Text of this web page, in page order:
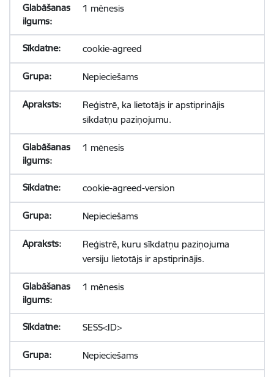
1 mēnesis
cookie-agreed
Nepieciešams
Reģistrē, ka lietotājs ir apstiprinājis
sīkdatņu paziņojumu.
1 mēnesis
cookie-agreed-version
Nepieciešams
Reģistrē, kuru sīkdatņu paziņojuma
versiju lietotājs ir apstiprinājis.
1 mēnesis
SESS<ID>
Nepieciešams